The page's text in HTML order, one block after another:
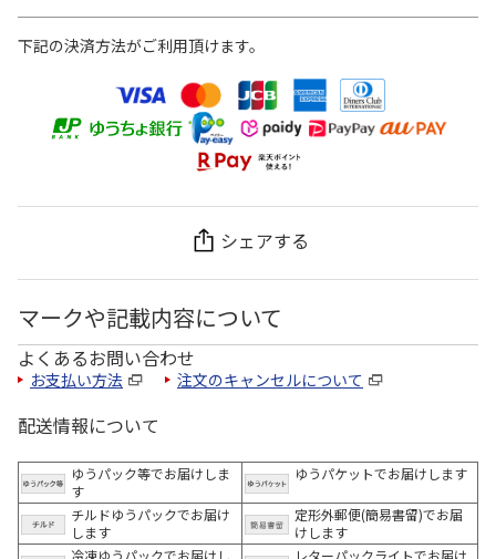
下記の決済方法がご利用頂けます。
シェアする
マークや記載内容について
よくあるお問い合わせ
お支払い方法 注文のキャンセルについて
配送情報について
ゆうパック等でお届けしま
す
ゆうパケットでお届けします
チルドゆうパックでお届け
します
定形外郵便(簡易書留)でお届
けします
冷凍ゆうパックでお届けし
レターパックライトでお届け